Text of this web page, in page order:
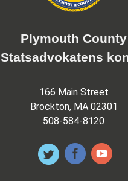
Plymouth County
Statsadvokatens
166 Main Street
Brockton, MA 02301
508-584-8120